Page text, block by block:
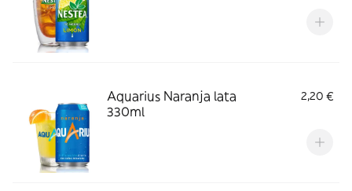
Aquarius Naranja lata
330ml
2,20 €